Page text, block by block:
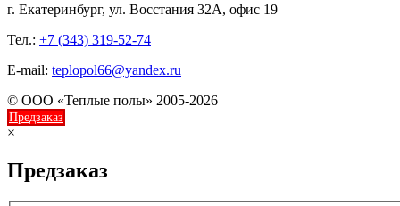
г. Екатеринбург, ул. Восстания 32А, офис 19
Тел.: +7 (343) 319-52-74
E-mail: teplopol66@yandex.ru
© ООО «Теплые полы» 2005-2026
Предзаказ
×
Предзаказ